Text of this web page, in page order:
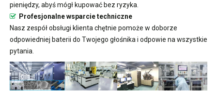
pieniędzy, abyś mógł kupować bez ryzyka.
Profesjonalne wsparcie techniczne
Nasz zespół obsługi klienta chętnie pomoże w doborze
odpowiedniej baterii do Twojego głośnika i odpowie na wszystkie
pytania.